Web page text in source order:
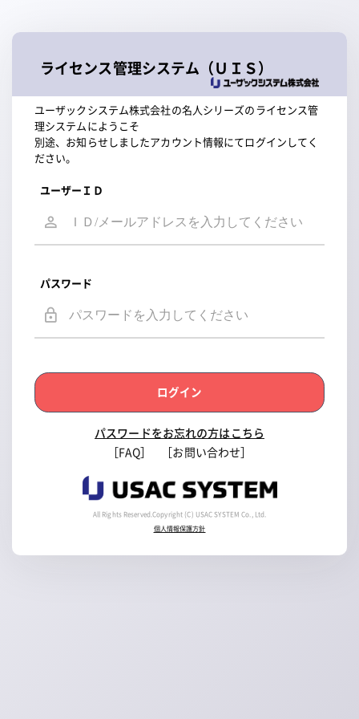
ライセンス管理システム（ＵＩＳ）
ユーザックシステム株式会社の名人シリーズのライセンス管
理システムにようこそ
別途、お知らせしましたアカウント情報にてログインしてく
ださい。
ユーザーＩＤ
パスワード
ログイン
パスワードをお忘れの方はこちら
［FAQ］
［お問い合わせ］
All Rights Reserved.Copyright (C) USAC SYSTEM Co., Ltd.
個人情報保護方針